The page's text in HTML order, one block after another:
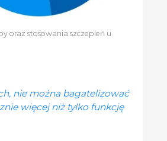
oraz stosowania szczepień u
nie można bagatelizować
więcej niż tylko funkcję